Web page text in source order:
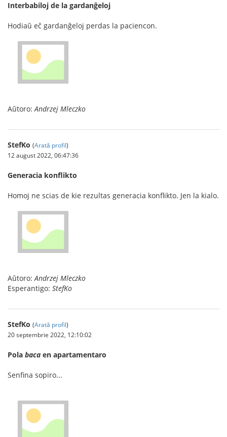
Interbabiloj de la gardanĝeloj
Hodiaŭ eĉ gardanĝeloj perdas la paciencon.
Aŭtoro: Andrzej Mleczko
StefKo (Arată profil)
12 august 2022, 06:47:36
Generacia konflikto
Homoj ne scias de kie rezultas generacia konflikto. Jen la kialo.
Aŭtoro:Andrzej Mleczko
Esperantigo: StefKo
StefKo (Arată profil)
20 septembrie 2022, 12:10:02
Pola baca en apartamentaro
Senfina sopiro...